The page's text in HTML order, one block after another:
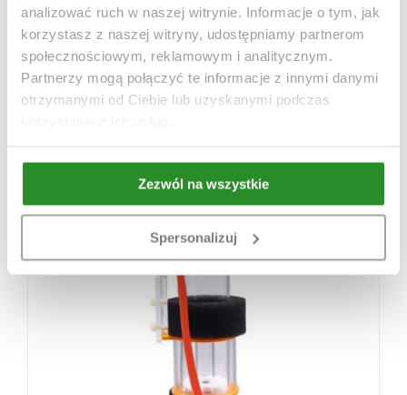
analizować ruch w naszej witrynie. Informacje o tym, jak
korzystasz z naszej witryny, udostępniamy partnerom
społecznościowym, reklamowym i analitycznym.
Partnerzy mogą połączyć te informacje z innymi danymi
otrzymanymi od Ciebie lub uzyskanymi podczas
Zezwól na wszystkie
Spersonalizuj
Redstarfish RS-N230 Plus Protein Skimmer